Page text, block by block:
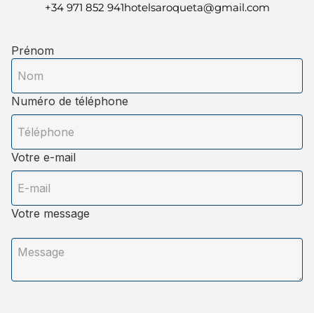
+34 971 852 941hotelsaroqueta@gmail.com
Prénom
Numéro de téléphone
Votre e-mail
Votre message